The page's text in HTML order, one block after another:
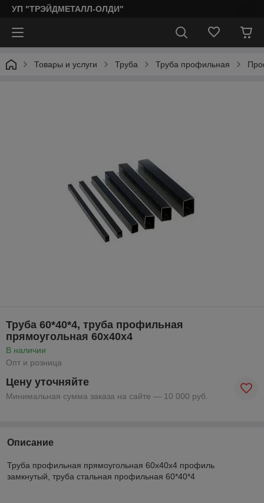
УП "ТРЭЙДМЕТАЛЛ-ОЛДИ"
Товары и услуги Труба Труба профильная
Труба 60*40*4, труба профильная
прямоугольная 60х40х4
В наличии
Опт и розница
Цену уточняйте
Минимальная сумма заказа на сайте — 10 000 руб.
Описание
Труба профильная прямоугольная 60х40х4 профиль
замкнутый, труба стальная профильная 60*40*4